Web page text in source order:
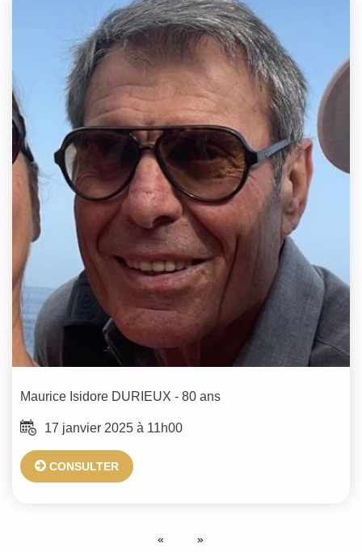
Maurice Isidore DURIEUX - 80 ans
17 janvier 2025 à 11h00
CONSULTER